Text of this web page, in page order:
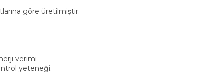
göre üretilmiştir.
verimi
yeteneği.